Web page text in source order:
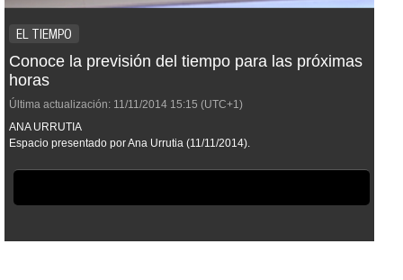
EL TIEMPO
Conoce la previsión del tiempo para las próximas
horas
Última actualización: 11/11/2014 15:15 (UTC+1)
ANA URRUTIA
Espacio presentado por Ana Urrutia (11/11/2014).